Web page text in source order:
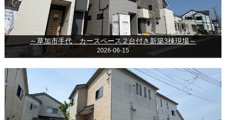
～草加市手代 カースペース２台付き新築3棟現場～
2026-06-15